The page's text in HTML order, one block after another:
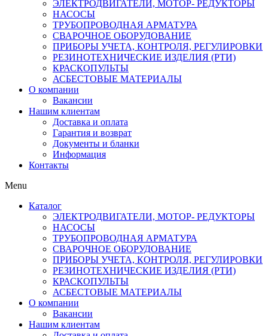
ЭЛЕКТРОДВИГАТЕЛИ, МОТОР- РЕДУКТОРЫ
НАСОСЫ
ТРУБОПРОВОДНАЯ АРМАТУРА
СВАРОЧНОЕ ОБОРУДОВАНИЕ
ПРИБОРЫ УЧЕТА, КОНТРОЛЯ, РЕГУЛИРОВКИ
РЕЗИНОТЕХНИЧЕСКИЕ ИЗДЕЛИЯ (РТИ)
КРАСКОПУЛЬТЫ
АСБЕСТОВЫЕ МАТЕРИАЛЫ
О компании
Вакансии
Нашим клиентам
Доставка и оплата
Гарантия и возврат
Документы и бланки
Информация
Контакты
Menu
Каталог
ЭЛЕКТРОДВИГАТЕЛИ, МОТОР- РЕДУКТОРЫ
НАСОСЫ
ТРУБОПРОВОДНАЯ АРМАТУРА
СВАРОЧНОЕ ОБОРУДОВАНИЕ
ПРИБОРЫ УЧЕТА, КОНТРОЛЯ, РЕГУЛИРОВКИ
РЕЗИНОТЕХНИЧЕСКИЕ ИЗДЕЛИЯ (РТИ)
КРАСКОПУЛЬТЫ
АСБЕСТОВЫЕ МАТЕРИАЛЫ
О компании
Вакансии
Нашим клиентам